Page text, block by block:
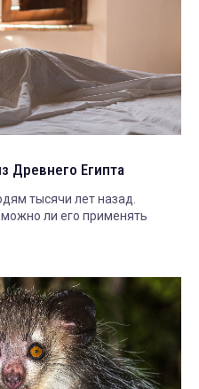
Древнего Египта
тысячи лет назад.
ли его применять